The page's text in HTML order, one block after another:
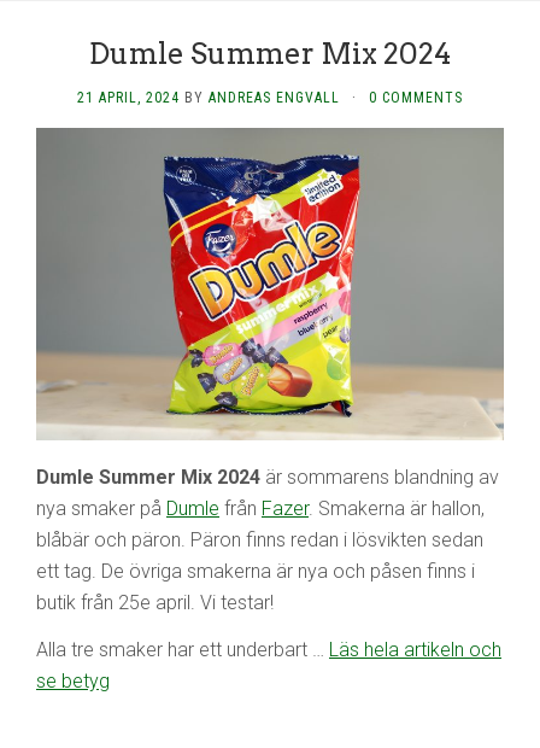
Dumle Summer Mix 2024
21 APRIL, 2024 BY ANDREAS ENGVALL · 0 COMMENTS
Dumle Summer Mix 2024 är sommarens blandning av
nya smaker på Dumle från Fazer. Smakerna är hallon,
blåbär och päron. Päron finns redan i lösvikten sedan
ett tag. De övriga smakerna är nya och påsen finns i
butik från 25e april. Vi testar!
Alla tre smaker har ett underbart … Läs hela artikeln och
se betyg